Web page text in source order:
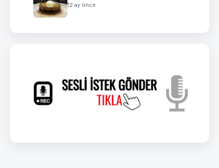
12 ay önce